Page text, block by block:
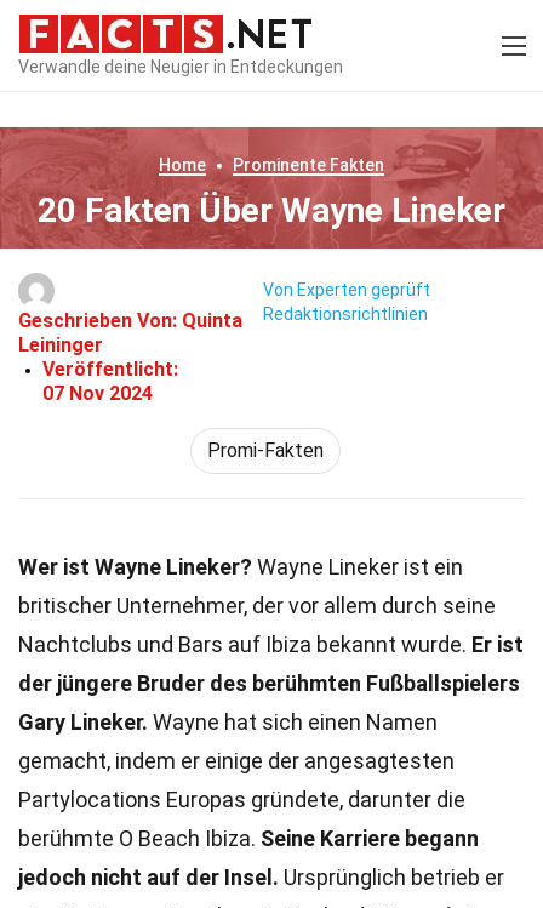
Verwandle deine Neugier in Entdeckungen
Home Prominente Fakten
20 Fakten Über Wayne Lineker
Geschrieben Von: Quinta
Leininger
Veröffentlicht:
07 Nov 2024
Von Experten geprüft
Redaktionsrichtlinien
Promi-Fakten
Wer ist Wayne Lineker? Wayne Lineker ist ein
britischer Unternehmer, der vor allem durch seine
Nachtclubs und Bars auf Ibiza bekannt wurde. Er ist
der jüngere Bruder des berühmten Fußballspielers
Gary Lineker. Wayne hat sich einen Namen
gemacht, indem er einige der angesagtesten
Partylocations Europas gründete, darunter die
berühmte O Beach Ibiza. Seine Karriere begann
jedoch nicht auf der Insel. Ursprünglich betrieb er